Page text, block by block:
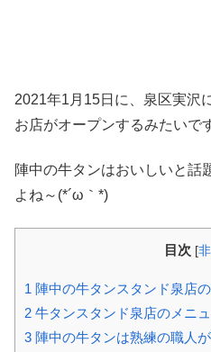
2021年1月15日に、泉区実沢
お店がオープンするみたいで
陣中の牛タンはおいしいと話
よね～(*´ω｀*)
目次 [
1 陣中の牛タンスタンド泉店
2 牛タンスタンド泉店のメニ
3 陣中の牛タンは熟練の職人